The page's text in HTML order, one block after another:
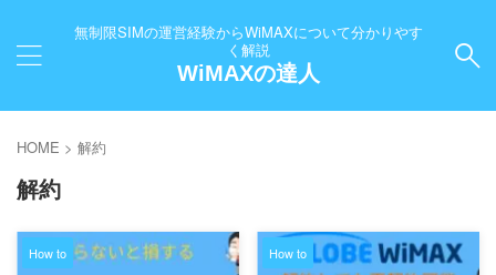
無制限SIMの運営経験からWiMAXについて分かりやす
く解説
WiMAXの達人
HOME > 解約
解約
How to How to